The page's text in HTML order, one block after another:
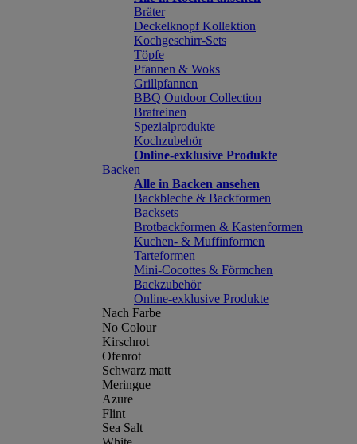
Bräter
Deckelknopf Kollektion
Kochgeschirr-Sets
Töpfe
Pfannen & Woks
Grillpfannen
BBQ Outdoor Collection
Bratreinen
Spezialprodukte
Kochzubehör
Online-exklusive Produkte
Backen
Alle in Backen ansehen
Backbleche & Backformen
Backsets
Brotbackformen & Kastenformen
Kuchen- & Muffinformen
Tarteformen
Mini-Cocottes & Förmchen
Backzubehör
Online-exklusive Produkte
Nach Farbe
No Colour
Kirschrot
Ofenrot
Schwarz matt
Meringue
Azure
Flint
Sea Salt